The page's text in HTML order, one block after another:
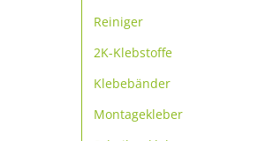
Sofortklebstoffe
SpeedBond Klebesystem
Kontaktklebstoffe
Reiniger
Reiniger
2K-Klebstoffe
Universelle Reparatur
Metallreparatur
Klebebänder
TapeLine Klebebänder
Montagekleber